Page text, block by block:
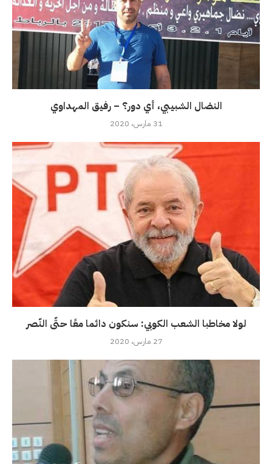
النضال الشبيبي، أي دور؟ – رفيق المهداوي
31 مارس، 2020
لولا مخاطبا الشعب الكوبي: سنكون دائما معًا حتّى النّصر
27 مارس، 2020